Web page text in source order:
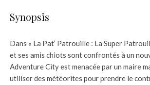
Synopsis
Dans « La Pat’ Patrouille : La Super
et ses amis chiots sont confrontés à un
Adventure City est menacée par un maire
utiliser des météorites pour prendre le